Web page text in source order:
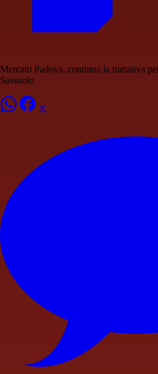
Mercato Padova, continua la trattativa
Sassuolo